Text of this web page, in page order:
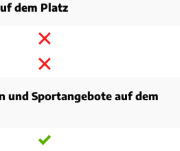
dem Platz
und Sportangebote auf dem